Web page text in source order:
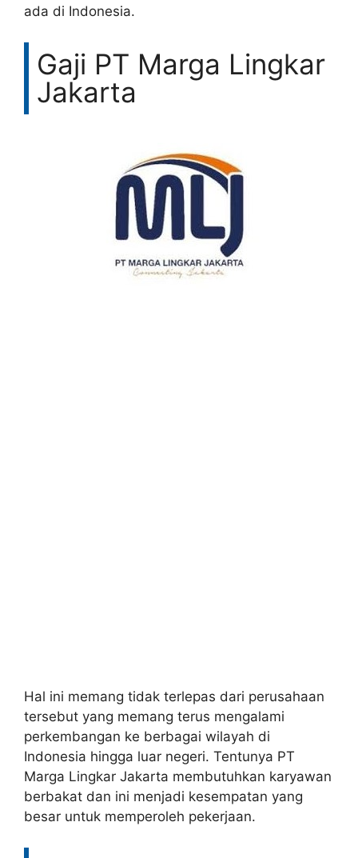
ada di Indonesia.
Gaji PT Marga Lingkar
Jakarta
Hal ini memang tidak terlepas dari perusahaan
tersebut yang memang terus mengalami
perkembangan ke berbagai wilayah di
Indonesia hingga luar negeri. Tentunya PT
Marga Lingkar Jakarta membutuhkan karyawan
berbakat dan ini menjadi kesempatan yang
besar untuk memperoleh pekerjaan.